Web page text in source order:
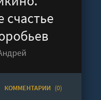
счастье
КОММЕНТАРИИ (0)